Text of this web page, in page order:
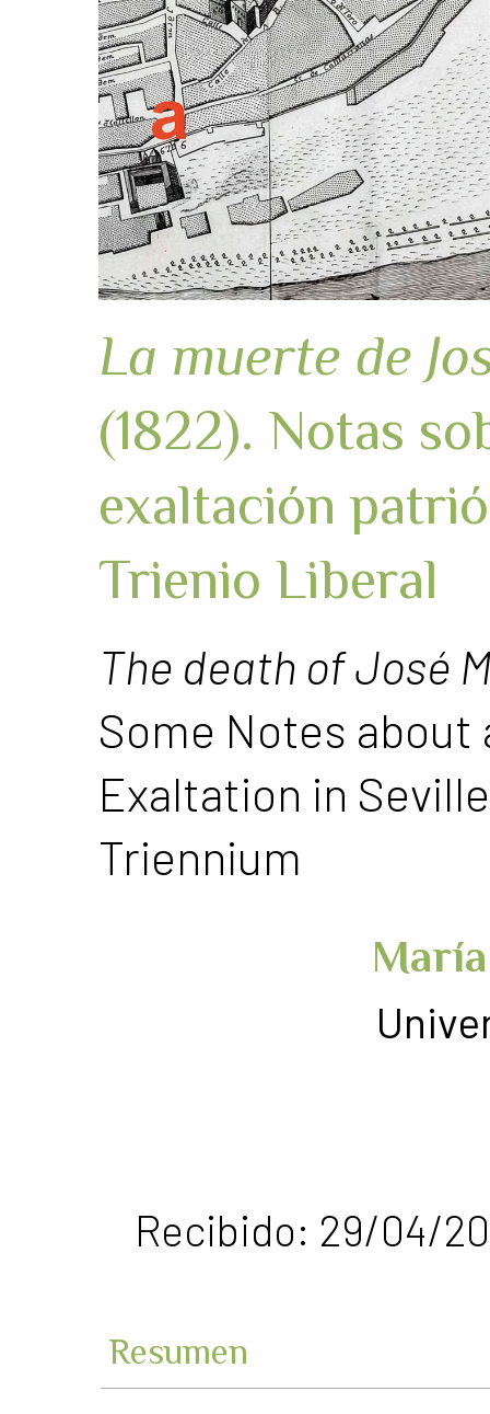
La muerte de
(1822). Notas
exaltación
Trienio Liberal
The death of José
Some Notes
Exaltation in
Triennium
Recibido: 29/04/
Resumen